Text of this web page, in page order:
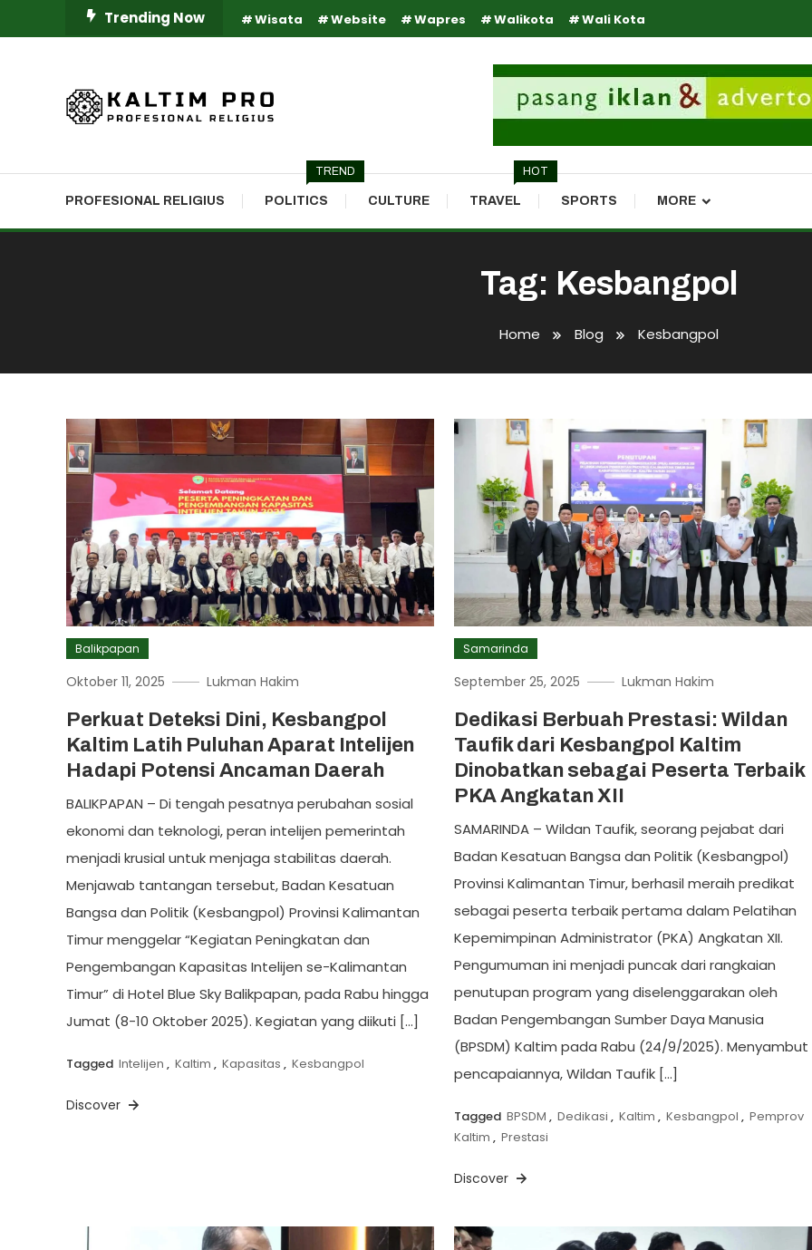
To
Trending Now Wisata Website Wapres Walikota Wali Kota
PROFESIONAL RELIGIUS POLITICS
TREND
CULTURE TRAVEL
HOT
SPORTS MORE
Tag: Kesbangpol
Home Blog Kesbangpol
Balikpapan
Oktober 11, 2025 Lukman Hakim
Perkuat Deteksi Dini, Kesbangpol
Kaltim Latih Puluhan Aparat Intelijen
Hadapi Potensi Ancaman Daerah
BALIKPAPAN – Di tengah pesatnya perubahan sosial
ekonomi dan teknologi, peran intelijen pemerintah
menjadi krusial untuk menjaga stabilitas daerah.
Menjawab tantangan tersebut, Badan Kesatuan
Bangsa dan Politik (Kesbangpol) Provinsi Kalimantan
Timur menggelar “Kegiatan Peningkatan dan
Pengembangan Kapasitas Intelijen se-Kalimantan
Timur” di Hotel Blue Sky Balikpapan, pada Rabu hingga
Jumat (8-10 Oktober 2025). Kegiatan yang diikuti […]
Tagged Intelijen , Kaltim , Kapasitas , Kesbangpol
Discover
Samarinda
September 25, 2025 Lukman Hakim
Dedikasi Berbuah Prestasi: Wildan
Taufik dari Kesbangpol Kaltim
Dinobatkan sebagai Peserta Terbaik
PKA Angkatan XII
SAMARINDA – Wildan Taufik, seorang pejabat dari
Badan Kesatuan Bangsa dan Politik (Kesbangpol)
Provinsi Kalimantan Timur, berhasil meraih predikat
sebagai peserta terbaik pertama dalam Pelatihan
Kepemimpinan Administrator (PKA) Angkatan XII.
Pengumuman ini menjadi puncak dari rangkaian
penutupan program yang diselenggarakan oleh
Badan Pengembangan Sumber Daya Manusia
(BPSDM) Kaltim pada Rabu (24/9/2025). Menyambut
pencapaiannya, Wildan Taufik […]
Tagged BPSDM , Dedikasi , Kaltim , Kesbangpol , Pemprov
Kaltim , Prestasi
Discover